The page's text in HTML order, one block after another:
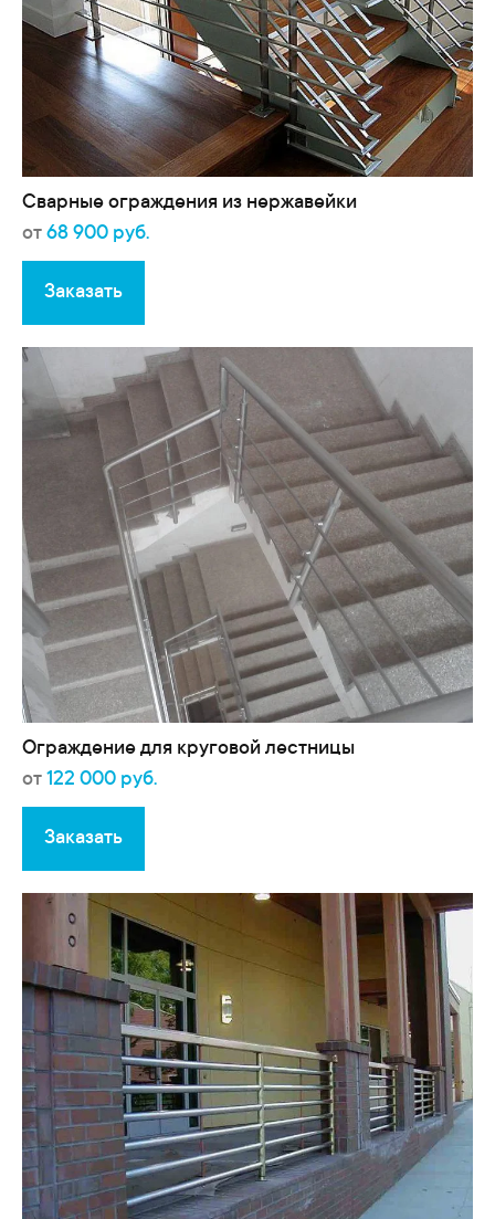
Сварные ограждения из нержавейки
от 68 900 руб.
Заказать
Ограждение для круговой лестницы
от 122 000 руб.
Заказать